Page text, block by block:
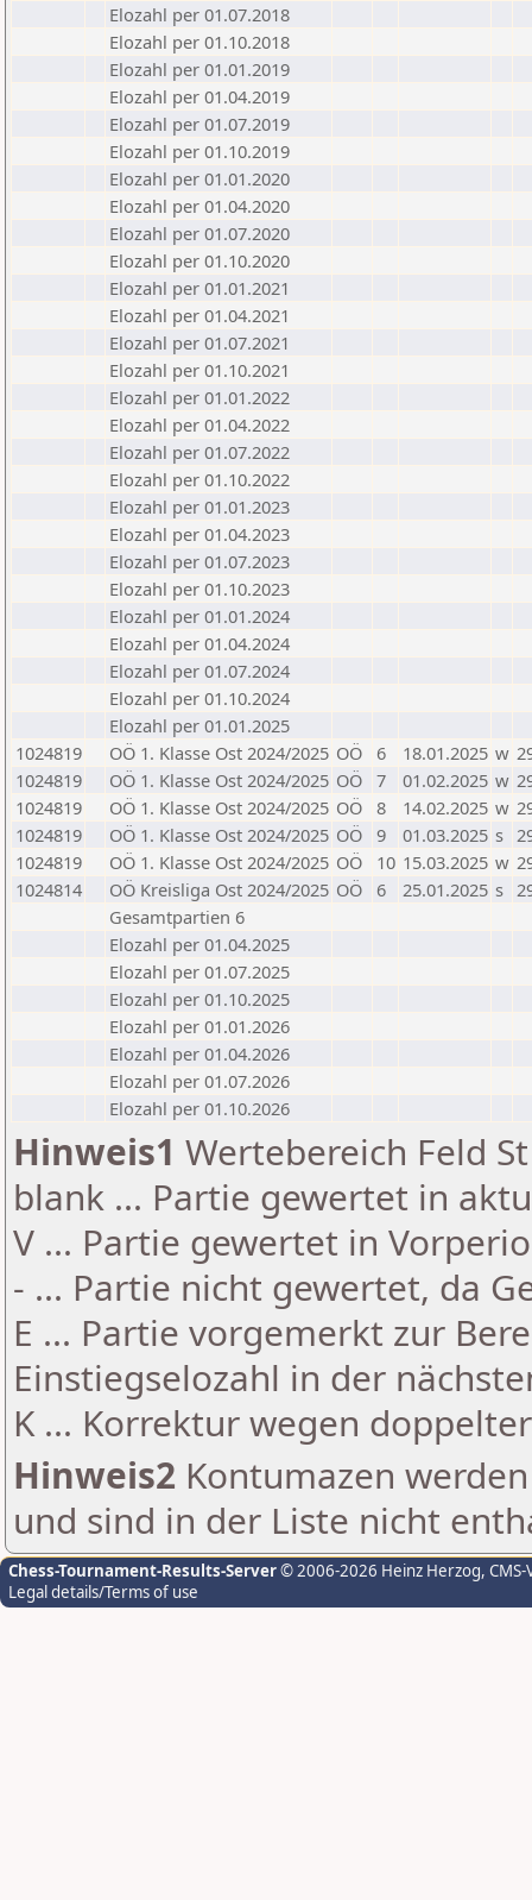
Elozahl per 01.07.2018
Elozahl per 01.10.2018
Elozahl per 01.01.2019
Elozahl per 01.04.2019
Elozahl per 01.07.2019
Elozahl per 01.10.2019
Elozahl per 01.01.2020
Elozahl per 01.04.2020
Elozahl per 01.07.2020
Elozahl per 01.10.2020
Elozahl per 01.01.2021
Elozahl per 01.04.2021
Elozahl per 01.07.2021
Elozahl per 01.10.2021
Elozahl per 01.01.2022
Elozahl per 01.04.2022
Elozahl per 01.07.2022
Elozahl per 01.10.2022
Elozahl per 01.01.2023
Elozahl per 01.04.2023
Elozahl per 01.07.2023
Elozahl per 01.10.2023
Elozahl per 01.01.2024
Elozahl per 01.04.2024
Elozahl per 01.07.2024
Elozahl per 01.10.2024
Elozahl per 01.01.2025
1024819
OÖ 1. Klasse Ost 2024/2025 OÖ 6 18.01.2025 w
1024819
OÖ 1. Klasse Ost 2024/2025 OÖ 7 01.02.2025 w
1024819
OÖ 1. Klasse Ost 2024/2025 OÖ 8 14.02.2025 w
1024819
OÖ 1. Klasse Ost 2024/2025 OÖ 9 01.03.2025 s
1024819
OÖ 1. Klasse Ost 2024/2025 OÖ 10 15.03.2025 w
1024814
OÖ Kreisliga Ost 2024/2025 OÖ 6 25.01.2025 s
Gesamtpartien 6
Elozahl per 01.04.2025
Elozahl per 01.07.2025
Elozahl per 01.10.2025
Elozahl per 01.01.2026
Elozahl per 01.04.2026
Elozahl per 01.07.2026
Elozahl per 01.10.2026
Hinweis1 Wertebereich Feld
blank ... Partie gewertet in
V ... Partie gewertet in
- ... Partie nicht gewertet, da
E ... Partie vorgemerkt zur
Einstiegselozahl in der
K ... Korrektur wegen
Hinweis2 Kontumazen
und sind in der Liste nicht
Chess-Tournament-Results-Server© 2006-2026 Heinz Herzog,
Legal details/Terms of use